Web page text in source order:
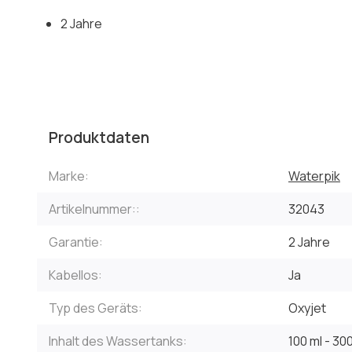
2 Jahre
Produktdaten
Marke:
Waterpik
Artikelnummer::
32043
Garantie:
2 Jahre
Kabellos:
Ja
Typ des Geräts:
Oxyjet
Inhalt des Wassertanks:
100 ml -